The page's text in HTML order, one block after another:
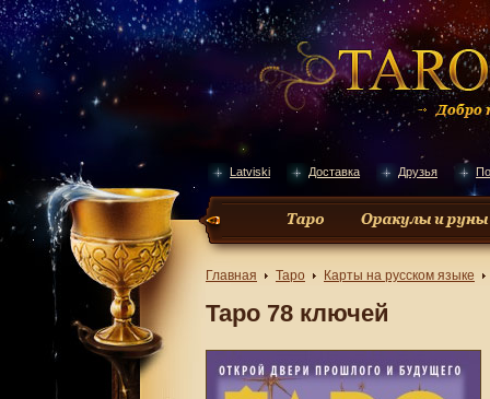
Latviski Доставка Друзья
Главная Таро Карты на русском языке
Таро 78 ключей